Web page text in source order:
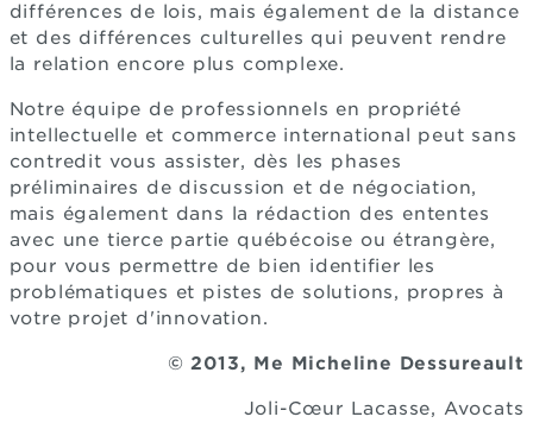
différences de lois, mais également de la distance
et des différences culturelles qui peuvent rendre
la relation encore plus complexe.
Notre équipe de professionnels en propriété
intellectuelle et commerce international peut sans
contredit vous assister, dès les phases
préliminaires de discussion et de négociation,
mais également dans la rédaction des ententes
avec une tierce partie québécoise ou étrangère,
pour vous permettre de bien identifier les
problématiques et pistes de solutions, propres à
votre projet d'innovation.
© 2013, Me Micheline Dessureault
Joli-Cœur Lacasse, Avocats